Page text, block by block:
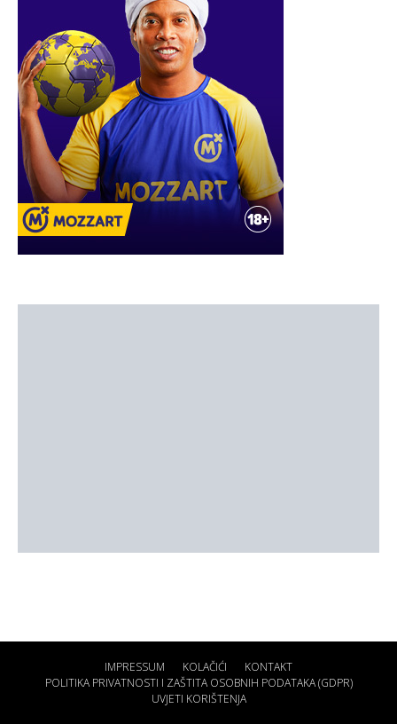
IMPRESSUM KOLAČIĆI
KONTAKT
POLITIKA PRIVATNOSTI I ZAŠTITA OSOBNIH PODATAKA (GDPR)
UVJETI KORIŠTENJA